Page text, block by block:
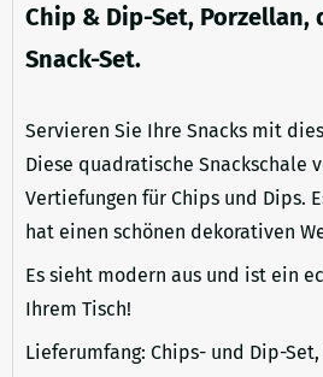
Chip & Dip-Set,
Snack-Set.
Servieren Sie Ihre Snacks mit
Diese quadratische Snackschale
Vertiefungen für Chips und Dips.
hat einen schönen dekorativen
Es sieht modern aus und ist ein
Ihrem Tisch!
Lieferumfang: Chips- und Dip-